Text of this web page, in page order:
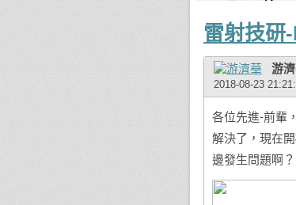
雷射技研
游
2018-08-23
各位先進-前輩
解決了，現在
邊發生問題啊